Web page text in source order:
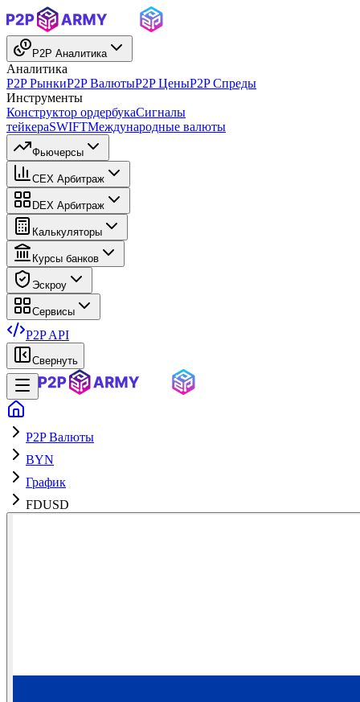
P2P Аналитика
Аналитика
P2P РынкиP2P ВалютыP2P ЦеныP2P Спреды
Инструменты
Конструктор ордербукаСигналы
тейкераSWIFTМеждународные валюты
Фьючерсы
CEX Арбитраж
DEX Арбитраж
Калькуляторы
Курсы банков
Эскроу
Сервисы
P2P API
Свернуть
P2P Валюты
BYN
График
FDUSD